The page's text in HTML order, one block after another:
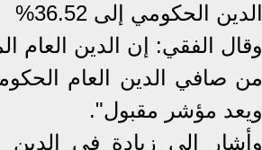
الدين الحكومي إلى 36.52%
ويعد مؤشر مقبول".